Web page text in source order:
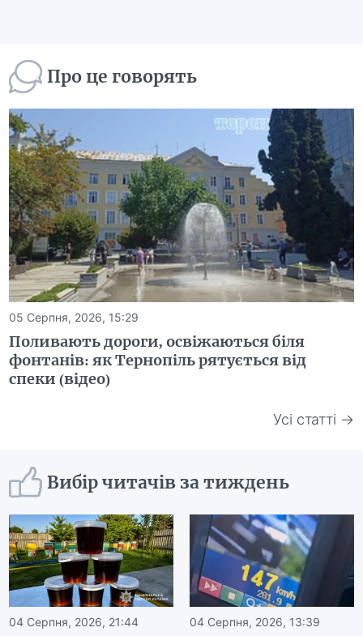
Про це говорять
05 Серпня, 2026, 15:29
Поливають дороги, освіжаються біля
фонтанів: як Тернопіль рятується від
спеки (відео)
Усі статті →
Вибір читачів за тиждень
04 Серпня, 2026, 21:44 04 Серпня, 2026, 13:39